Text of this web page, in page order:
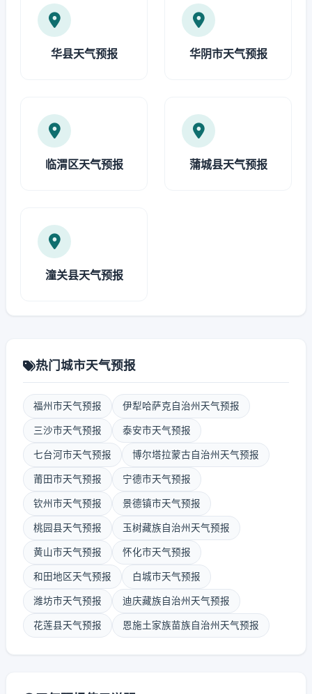
华县天气预报 华阴市天气预报
临渭区天气预报 蒲城县天气预报
潼关县天气预报
热门城市天气预报
福州市天气预报 伊犁哈萨克自治州天气预报
三沙市天气预报 泰安市天气预报
七台河市天气预报 博尔塔拉蒙古自治州天气预报
莆田市天气预报 宁德市天气预报
钦州市天气预报 景德镇市天气预报
桃园县天气预报 玉树藏族自治州天气预报
黄山市天气预报 怀化市天气预报
和田地区天气预报 白城市天气预报
潍坊市天气预报 迪庆藏族自治州天气预报
花莲县天气预报 恩施土家族苗族自治州天气预报